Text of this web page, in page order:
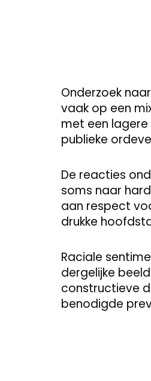
Onderzoek
vaak op een
met een
publieke
De reacties
soms naar
aan respect
drukke
Raciale
dergelijke
constructieve
benodigde